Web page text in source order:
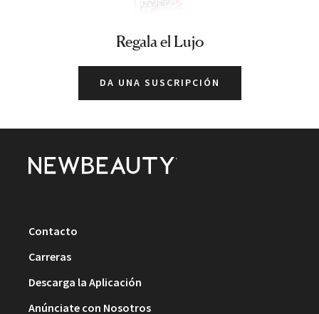
Regala el Lujo
DA UNA SUSCRIPCIÓN
Contacto
Carreras
Descarga la Aplicación
Anúnciate con Nosotros